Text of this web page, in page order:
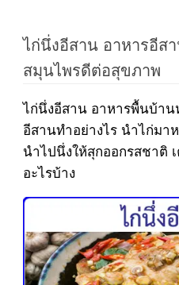
ไก่นึ่งอีสาน อาหารอีส
สมุนไพรดีต่อสุขภาพ
ไก่นึ่งอีสาน อาหารพื้นบ้า
อีสานทำอย่างไร นำไก่มา
นำไปนึ่งให้สุกออกรสชาติ
อะไรบ้าง